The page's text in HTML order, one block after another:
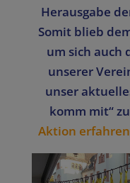
Herausgabe
Somit blieb
um sich auch
unserer
unser
komm mit“
Aktion